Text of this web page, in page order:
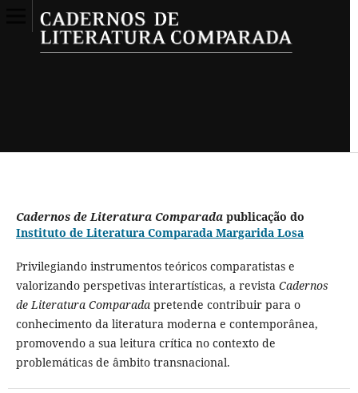
Cadernos de Literatura Comparadapublicação do
Instituto de Literatura Comparada Margarida Losa
Privilegiando instrumentos teóricos comparatistas e
valorizando perspetivas interartísticas, a revista Cadernos
de Literatura Comparadapretende contribuir para o
conhecimento da literatura moderna e contemporânea,
promovendo a sua leitura crítica no contexto de
problemáticas de âmbito transnacional.